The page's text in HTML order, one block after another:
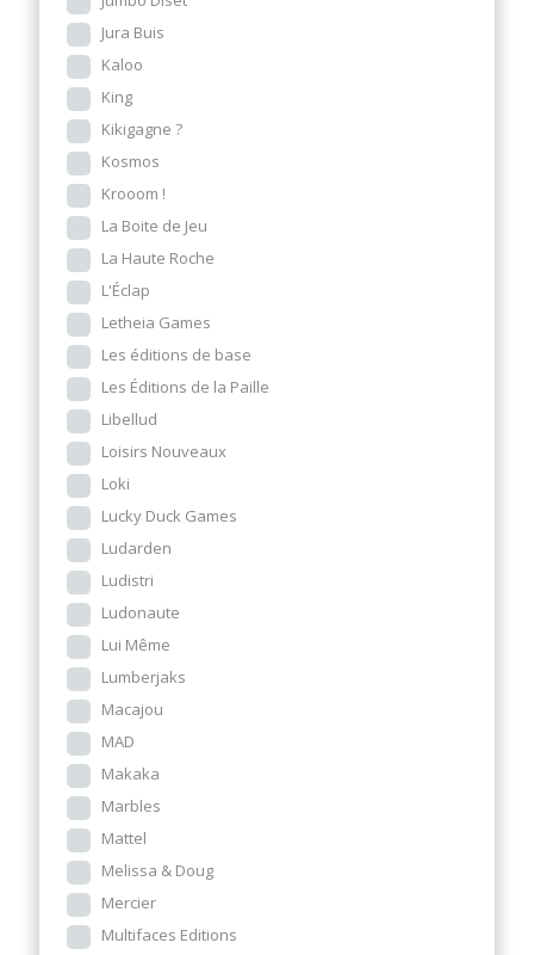
Jura Buis
Kaloo
King
Kikigagne ?
Kosmos
Krooom !
La Boite de Jeu
La Haute Roche
L'Éclap
Letheia Games
Les éditions de base
Les Éditions de la Paille
Libellud
Loisirs Nouveaux
Loki
Lucky Duck Games
Ludarden
Ludistri
Ludonaute
Lui Même
Lumberjaks
Macajou
MAD
Makaka
Marbles
Mattel
Melissa & Doug
Mercier
Multifaces Editions